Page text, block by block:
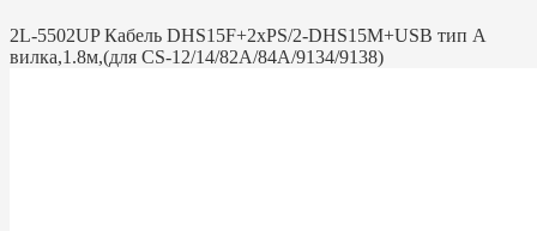
2L-5502UP Кабель DHS15F+2xPS/2-DHS15M+USB тип A
вилка,1.8м,(для CS-12/14/82A/84A/9134/9138)